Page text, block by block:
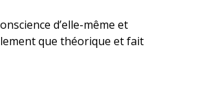
d’elle-même et
que théorique et fait